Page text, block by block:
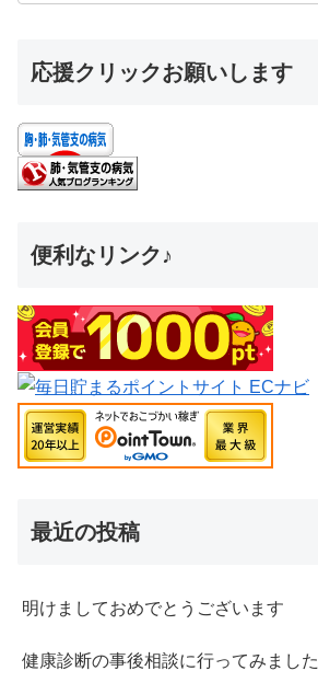
応援クリックお願いします
便利なリンク♪
最近の投稿
明けましておめでとうございます
健康診断の事後相談に行ってみました